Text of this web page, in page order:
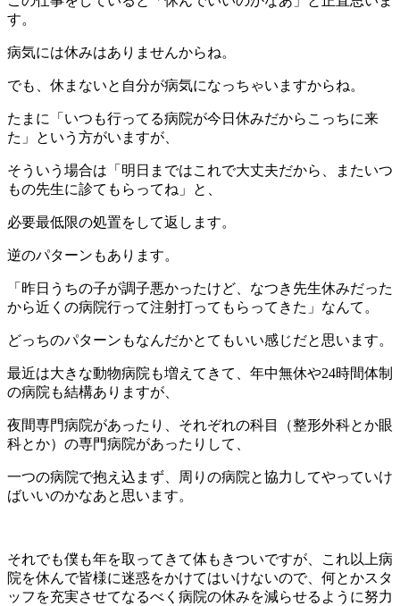
す。
病気には休みはありませんからね。
でも、休まないと自分が病気になっちゃいますからね。
たまに「いつも行ってる病院が今日休みだからこっちに来
た」という方がいますが、
そういう場合は「明日まではこれで大丈夫だから、またいつ
もの先生に診てもらってね」と、
必要最低限の処置をして返します。
逆のパターンもあります。
「昨日うちの子が調子悪かったけど、なつき先生休みだった
から近くの病院行って注射打ってもらってきた」なんて。
どっちのパターンもなんだかとてもいい感じだと思います。
最近は大きな動物病院も増えてきて、年中無休や24時間体制
の病院も結構ありますが、
夜間専門病院があったり、それぞれの科目（整形外科とか眼
科とか）の専門病院があったりして、
一つの病院で抱え込まず、周りの病院と協力してやっていけ
ばいいのかなあと思います。
それでも僕も年を取ってきて体もきついですが、これ以上病
院を休んで皆様に迷惑をかけてはいけないので、何とかスタ
ッフを充実させてなるべく病院の休みを減らせるように努力